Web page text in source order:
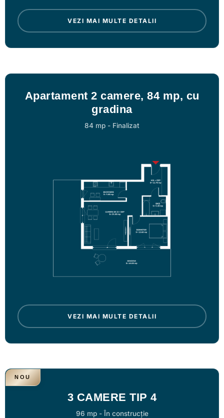
VEZI MAI MULTE DETALII
Apartament 2 camere, 84 mp, cu
gradina
84 mp - Finalizat
VEZI MAI MULTE DETALII
NOU
3 CAMERE TIP 4
96 mp -În construcție